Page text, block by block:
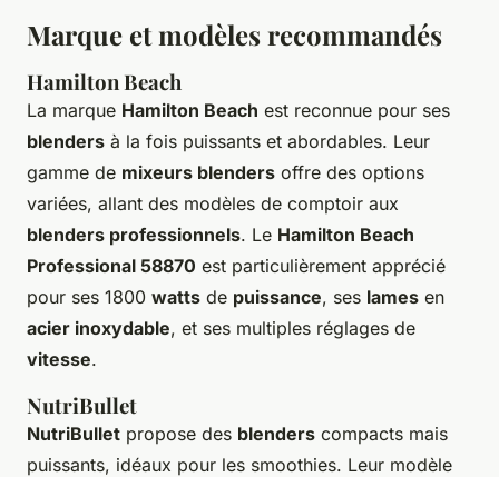
Marque et modèles recommandés
Hamilton Beach
La marque Hamilton Beach est reconnue pour ses
blenders à la fois puissants et abordables. Leur
gamme de mixeurs blenders offre des options
variées, allant des modèles de comptoir aux
blenders professionnels. Le Hamilton Beach
Professional 58870 est particulièrement apprécié
pour ses 1800 watts de puissance, ses lames en
acier inoxydable, et ses multiples réglages de
vitesse.
NutriBullet
NutriBullet propose des blenders compacts mais
puissants, idéaux pour les smoothies. Leur modèle